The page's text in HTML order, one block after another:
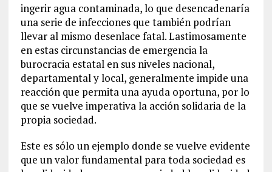
ingerir agua contaminada, lo que desencadenaría
una serie de infecciones que también podrían
llevar al mismo desenlace fatal. Lastimosamente
en estas circunstancias de emergencia la
burocracia estatal en sus niveles nacional,
departamental y local, generalmente impide una
reacción que permita una ayuda oportuna, por lo
que se vuelve imperativa la acción solidaria de la
propia sociedad.
Este es sólo un ejemplo donde se vuelve evidente
que un valor fundamental para toda sociedad es